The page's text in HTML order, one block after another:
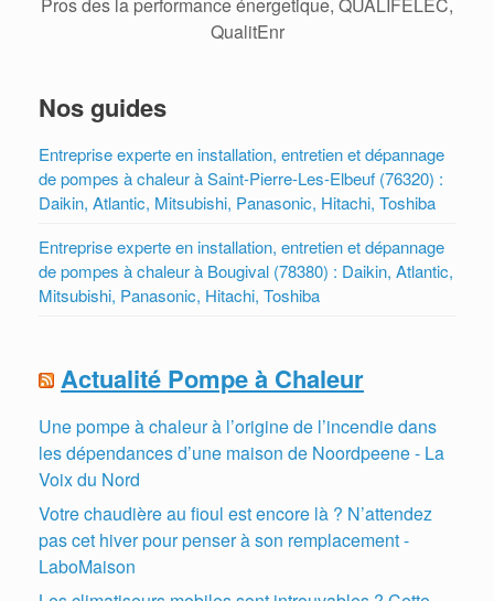
QualitEnr
Nos guides
Entreprise experte en installation, entretien et dépannage
de pompes à chaleur à Saint-Pierre-Les-Elbeuf (76320) :
Daikin, Atlantic, Mitsubishi, Panasonic, Hitachi, Toshiba
Entreprise experte en installation, entretien et dépannage
de pompes à chaleur à Bougival (78380) : Daikin, Atlantic,
Mitsubishi, Panasonic, Hitachi, Toshiba
Actualité Pompe à Chaleur
Une pompe à chaleur à l’origine de l’incendie dans
les dépendances d’une maison de Noordpeene - La
Voix du Nord
Votre chaudière au fioul est encore là ? N’attendez
pas cet hiver pour penser à son remplacement -
LaboMaison